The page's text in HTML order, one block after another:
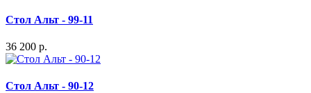
Стол Альт - 99-11
36 200 р.
Стол Альт - 90-12